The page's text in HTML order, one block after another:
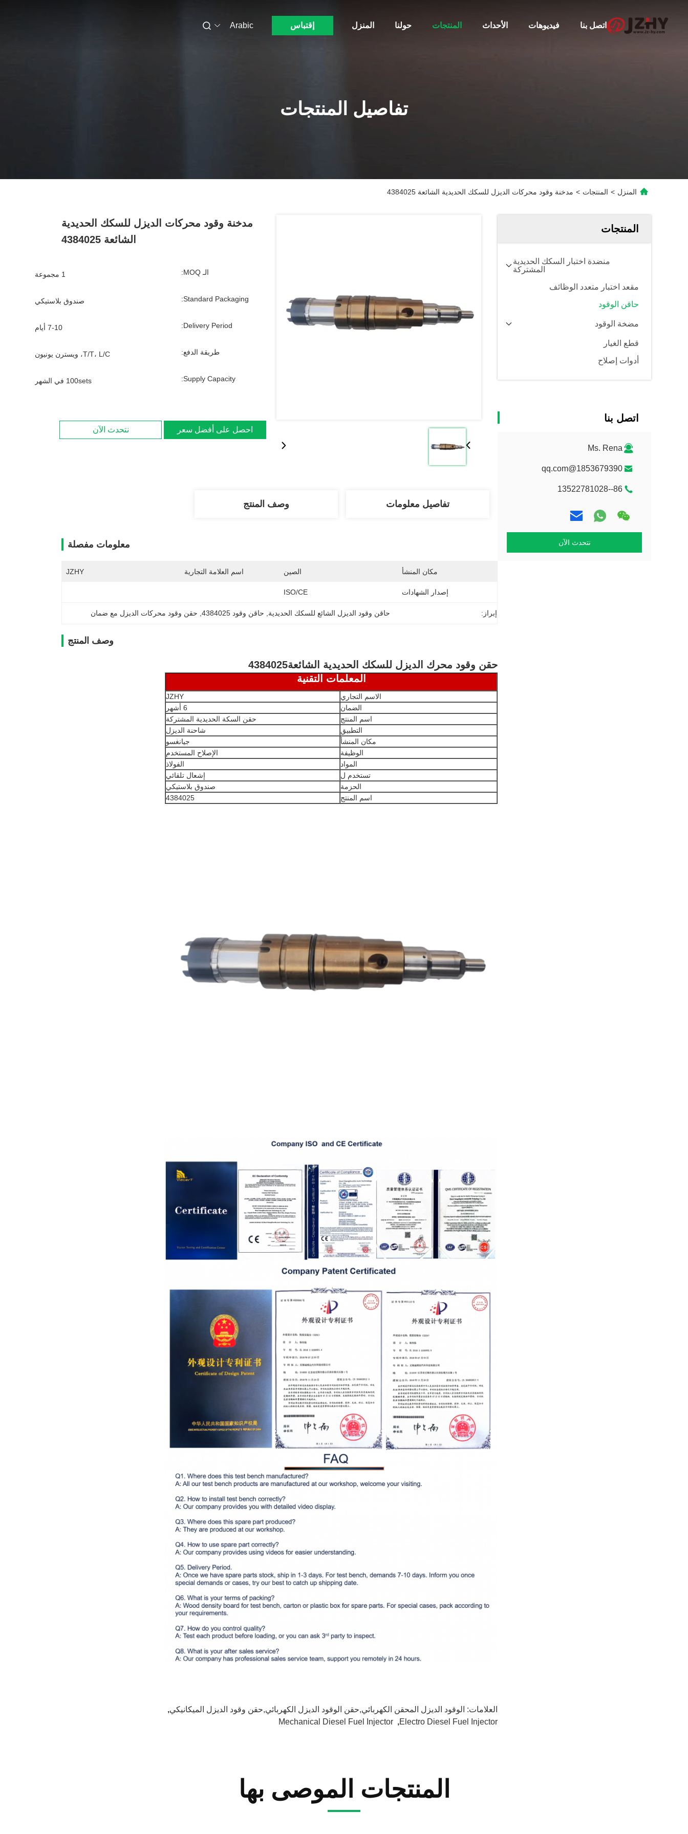
المنزل حولنا المنتجات الأحداث فيديوهات اتصل بنا إقتباس Arabic
تفاصيل المنتجات
المنزل > المنتجات > مدخنة وقود محركات الديزل للسكك الحديدية الشائعة 4384025
المنتجات
منضدة اختبار السكك الحديدية
المشتركة
مقعد اختبار متعدد الوظائف
حاقن الوقود
مضخة الوقود
قطع الغيار
أدوات إصلاح
اتصل بنا
Ms. Rena
1853679390@qq.com
86--13522781028
نتحدث الآن
مدخنة وقود محركات الديزل للسكك الحديدية
الشائعة 4384025
الـ MOQ: 1 مجموعة
Standard Packaging: صندوق بلاستيكي
Delivery Period: 7-10 أيام
طريقة الدفع: T/T، L/C، ويسترن يونيون
Supply Capacity: 100sets في الشهر
احصل على أفضل سعر نتحدث الآن
تفاصيل معلومات وصف المنتج
معلومات مفصلة
مكان المنشأ الصين اسم العلامة التجارية JZHY
إصدار الشهادات ISO/CE
إبراز: حاقن وقود الديزل الشائع للسكك الحديدية حاقن وقود 4384025 حقن وقود محركات الديزل مع ضمان
وصف المنتج
حقن وقود محرك الديزل للسكك الحديدية الشائعة4384025
المعلمات التقنية
الاسم التجاري
JZHY
الضمان
6 أشهر
اسم المنتج
حقن السكة الحديدية المشتركة
التطبيق
شاحنة الديزل
مكان المنشأ
جيانغسو
الوظيفة
الإصلاح المستخدم
المواد
الفولاذ
تستخدم ل
إشعال تلقائي
الحزمة
صندوق بلاستيكي
اسم المنتج
4384025
العلامات: الوقود الديزل المحقن الكهربائي,حقن الوقود الديزل الكهربائي,حقن وقود الديزل الميكانيكي,
Electro Diesel Fuel Injector
,
Mechanical Diesel Fuel Injector
المنتجات الموصى بها